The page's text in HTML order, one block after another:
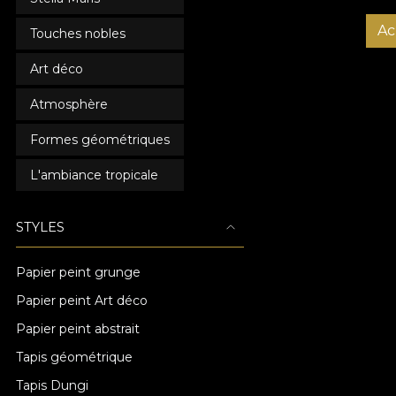
Touches nobles
Art déco
Atmosphère
Formes géométriques
L'ambiance tropicale
STYLES
Papier peint grunge
Papier peint Art déco
Papier peint abstrait
Tapis géométrique
Tapis Dungi